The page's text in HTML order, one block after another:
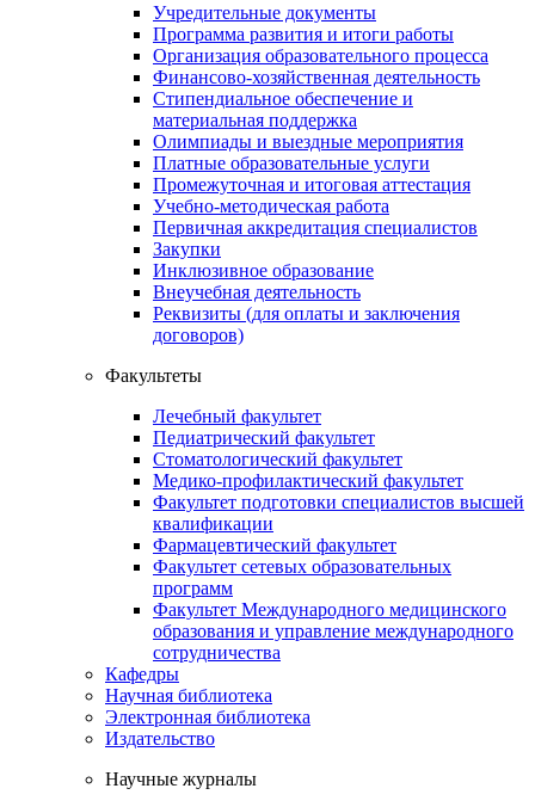
Учредительные документы
Программа развития и итоги работы
Организация образовательного процесса
Финансово-хозяйственная деятельность
Стипендиальное обеспечение и
материальная поддержка
Олимпиады и выездные мероприятия
Платные образовательные услуги
Промежуточная и итоговая аттестация
Учебно-методическая работа
Первичная аккредитация специалистов
Закупки
Инклюзивное образование
Внеучебная деятельность
Реквизиты (для оплаты и заключения
договоров)
Факультеты
Лечебный факультет
Педиатрический факультет
Стоматологический факультет
Медико-профилактический факультет
Факультет подготовки специалистов высшей
квалификации
Фармацевтический факультет
Факультет сетевых образовательных
программ
Факультет Международного медицинского
образования и управление международного
сотрудничества
Кафедры
Научная библиотека
Электронная библиотека
Издательство
Научные журналы